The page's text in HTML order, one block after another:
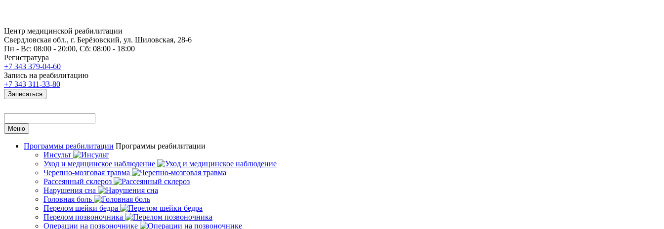
Центр медицинской реабилитации
Свердловская обл., г. Берёзовский, ул. Шиловская, 28-6
Пн - Вс: 08:00 - 20:00, Сб: 08:00 - 18:00
Регистратура
+7 343 379-04-60
Запись на реабилитацию
+7 343 311-33-80
Записаться
Меню
Программы реабилитации Программы реабилитации
Инсульт
Уход и медицинское наблюдение
Черепно-мозговая травма
Рассеянный склероз
Нарушения сна
Головная боль
Перелом шейки бедра
Перелом позвоночника
Операции на позвоночнике